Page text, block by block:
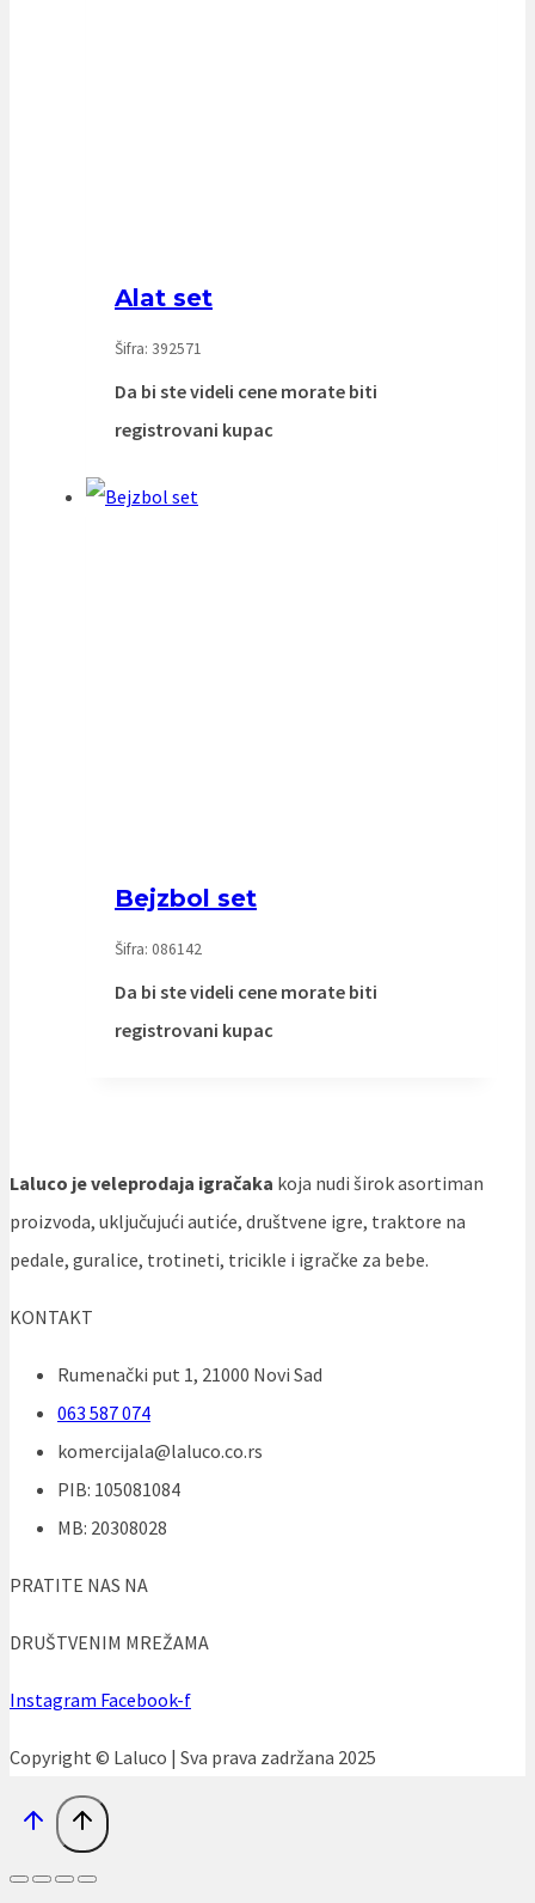
Alat set
Šifra: 392571
Da bi ste videli cene morate biti
registrovani kupac
Bejzbol set
Šifra: 086142
Da bi ste videli cene morate biti
registrovani kupac
Laluco je veleprodaja igračaka koja nudi širok asortiman
proizvoda, uključujući autiće, društvene igre, traktore na
pedale, guralice, trotineti, tricikle i igračke za bebe.
KONTAKT
Rumenački put 1, 21000 Novi Sad
063 587 074
komercijala@laluco.co.rs
PIB: 105081084
MB: 20308028
PRATITE NAS NA
DRUŠTVENIM MREŽAMA
Instagram Facebook-f
Copyright © Laluco | Sva prava zadržana 2025